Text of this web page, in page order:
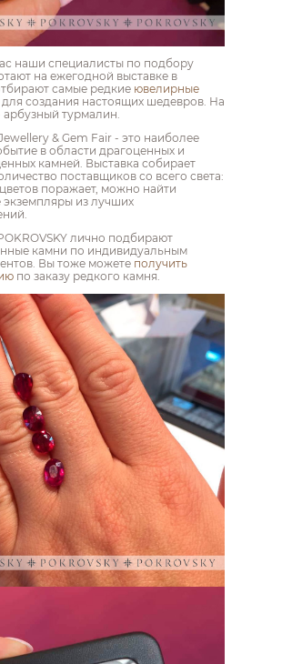
наши специалисты по подбору
на ежегодной выставке в
самые редкие ювелирные
для создания настоящих шедевров. На
турмалин.
& Gem Fair - это наиболее
в области драгоценных и
камней. Выставка собирает
поставщиков со всего света:
поражает, можно найти
экземпляры из лучших
лично подбирают
камни по индивидуальным
Вы тоже можете получить
по заказу редкого камня.